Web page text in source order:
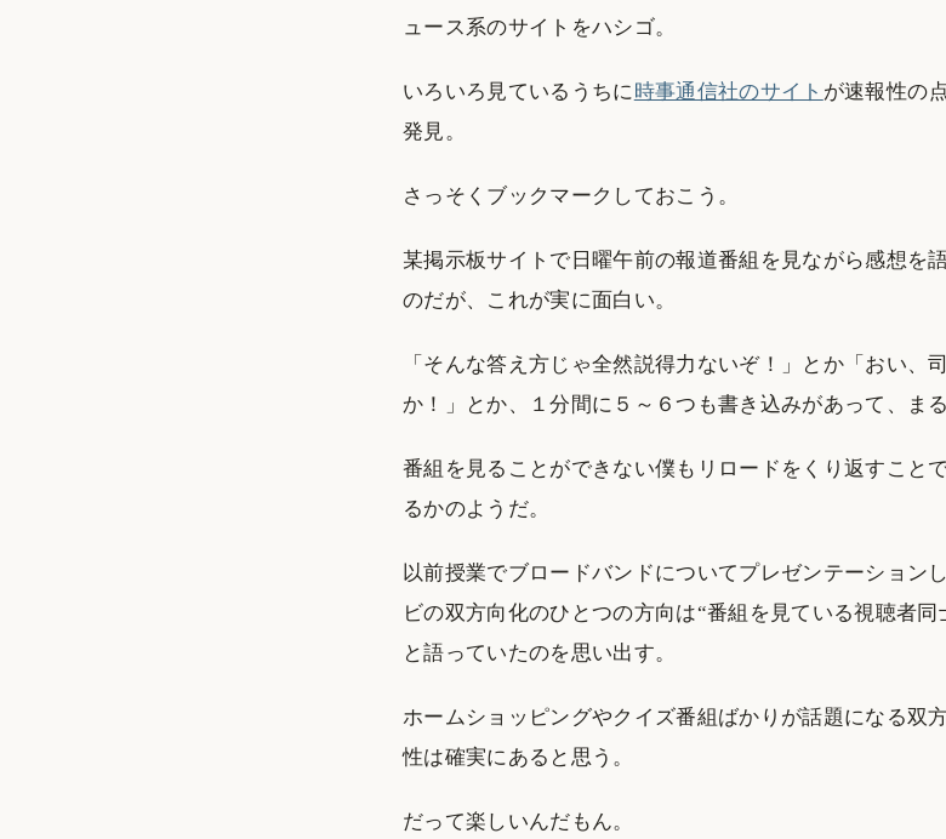
ュース系のサイトをハシゴ。
いろいろ見ているうちに時事通信社のサイト が速報性の
発見。
さっそくブックマークしておこう。
某掲示板サイトで日曜午前の報道番組を見ながら感想を
のだが、これが実に面白い。
「そんな答え方じゃ全然説得力ないぞ！」とか「おい、
か！」とか、１分間に５～６つも書き込みがあって、ま
番組を見ることができない僕もリロードをくり返すこと
るかのようだ。
以前授業でブロードバンドについてプレゼンテーション
ビの双方向化のひとつの方向は“番組を見ている視聴者同
と語っていたのを思い出す。
ホームショッピングやクイズ番組ばかりが話題になる双
性は確実にあると思う。
だって楽しいんだもん。